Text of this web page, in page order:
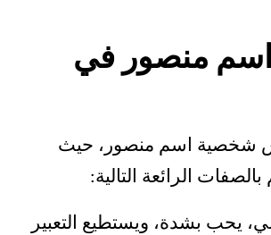
منصور في
شخصية اسم منصور، حيث
الرائعة التالية:
يحب بشدة، ويستطيع التعبير